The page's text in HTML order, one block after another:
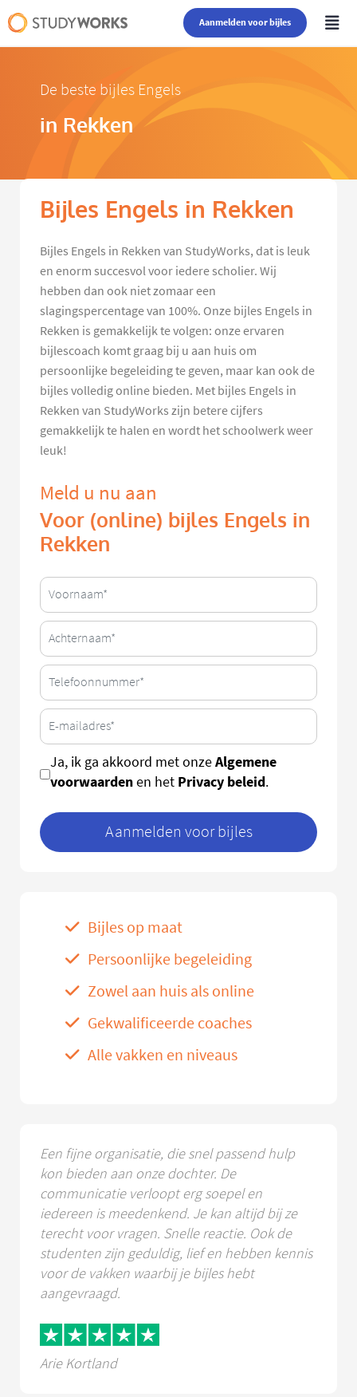
Aanmelden voor bijles
De beste bijles Engels
in Rekken
Bijles Engels in Rekken
Bijles Engels in Rekken van StudyWorks, dat is leuk
en enorm succesvol voor iedere scholier. Wij
hebben dan ook niet zomaar een
slagingspercentage van 100%. Onze bijles Engels in
Rekken is gemakkelijk te volgen: onze ervaren
bijlescoach komt graag bij u aan huis om
persoonlijke begeleiding te geven, maar kan ook de
bijles volledig online bieden. Met bijles Engels in
Rekken van StudyWorks zijn betere cijfers
gemakkelijk te halen en wordt het schoolwerk weer
leuk!
Meld u nu aan
Voor (online) bijles Engels in
Rekken
Ja, ik ga akkoord met onzeAlgemene
voorwaardenen het Privacy beleid.
Aanmelden voor bijles
Bijles op maat
Persoonlijke begeleiding
Zowel aan huis als online
Gekwalificeerde coaches
Alle vakken en niveaus
Een fijne organisatie, die snel passend hulp
kon bieden aan onze dochter. De
communicatie verloopt erg soepel en
iedereen is meedenkend. Je kan altijd bij ze
terecht voor vragen. Snelle reactie. Ook de
studenten zijn geduldig, lief en hebben kennis
voor de vakken waarbij je bijles hebt
aangevraagd.
Arie Kortland